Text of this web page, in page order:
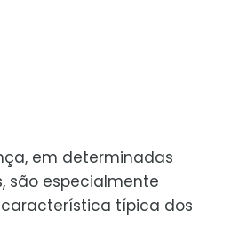
em determinadas
são especialmente
típica dos